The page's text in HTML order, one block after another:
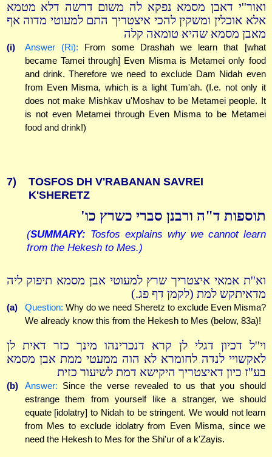
ואור''י דאבן מסמא נפקא לה משום דרשה דלא מטמא
אלא אוכלין ומשקין להכי איצטריך התם למעוטי מדוה אף
מאבן מסמא שהיא טומאה קלה
(i) Answer (Ri): From some Drashah we learn that [what
became Tamei through] Even Misma is Metamei only food
and drink. Therefore we need to exclude Dam Nidah even
from Even Misma, which is a light Tum'ah. (I.e. not only it
does not make Mishkav u'Moshav to be Metamei people. It
is not even Metamei through Even Misma to be Metamei
food and drink!)
7)
TOSFOS DH V'RABANAN SAVREI
K'SHERETZ
תוספות ד"ה ורבנן סברי כשרץ כו'
(SUMMARY: Tosfos explains why we cannot learn
from the Hekesh to Mes.)
וא''ת אמאי איצטריך שרץ למעוטי אבן מסמא תיפוק ליה
מדאיתקש למת (לקמן דף פג.)
(a) Question: Why do we need Sheretz to exclude Even Misma?
We already know this from the Hekesh to Mes (below, 83a)!
וי''ל דכיון דגלי לן קרא דנכרינהו מינך כזר דאית לן
לאקשויי לנדה לחומרא לא הוה ממעטי ממת אבן מסמא
בע''ז כיון דאיצטריך היקישא דמת לשיעור כזית
(b) Answer: Since the verse revealed to us that you should
estrange them from yourself like a stranger, we should
equate [idolatry] to Nidah to be stringent. We would not learn
from Mes to exclude idolatry from Even Misma, since we
need the Hekesh to Mes for the Shi'ur of a k'Zayis.